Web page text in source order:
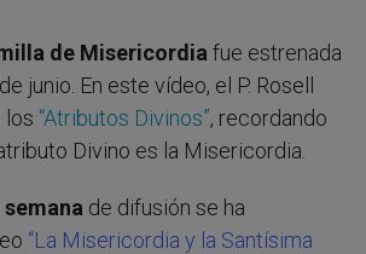
de Misericordia fue estrenada
junio. En este vídeo, el P. Rosell
los “Atributos Divinos”, recordando
Divino es la Misericordia.
de difusión se ha
“La Misericordia y la Santísima